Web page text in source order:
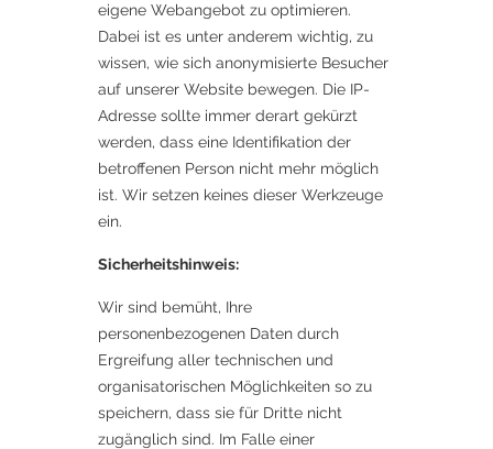
eigene Webangebot zu optimieren.
Dabei ist es unter anderem wichtig, zu
wissen, wie sich anonymisierte Besucher
auf unserer Website bewegen. Die IP-
Adresse sollte immer derart gekürzt
werden, dass eine Identifikation der
betroffenen Person nicht mehr möglich
ist. Wir setzen keines dieser Werkzeuge
ein.
Sicherheitshinweis:
Wir sind bemüht, Ihre
personenbezogenen Daten durch
Ergreifung aller technischen und
organisatorischen Möglichkeiten so zu
speichern, dass sie für Dritte nicht
zugänglich sind. Im Falle einer